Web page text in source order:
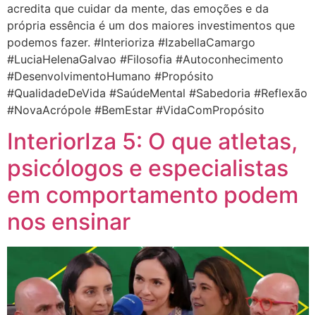
acredita que cuidar da mente, das emoções e da
própria essência é um dos maiores investimentos que
podemos fazer. #Interioriza #IzabellaCamargo
#LuciaHelenaGalvao #Filosofia #Autoconhecimento
#DesenvolvimentoHumano #Propósito
#QualidadeDeVida #SaúdeMental #Sabedoria #Reflexão
#NovaAcrópole #BemEstar #VidaComPropósito
InteriorIza 5: O que atletas,
psicólogos e especialistas
em comportamento podem
nos ensinar